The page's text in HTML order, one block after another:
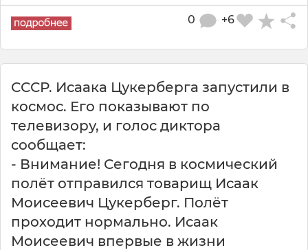
+6
0
СССР. Исаака Цукерберга запустили в
космос. Его показывают по
телевизору, и голос диктора
сообщает:
- Внимание! Сегодня в космический
полёт отправился товарищ Исаак
Моисеевич Цукерберг. Полёт
проходит нормально. Исаак
Моисеевич впервые в жизни